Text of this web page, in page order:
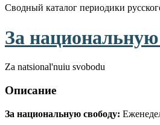
Сводный каталог периодики
За
Za natsional'nuiu svobodu
Описание
За национальную свободу: